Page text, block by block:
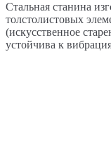
Стальная станина
толстолистовых
(искусственное
устойчива к